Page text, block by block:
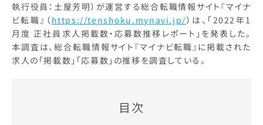
執行役員：土屋芳明）が運営する総合転職情報サイト『マイナ
ビ転職』（ https://tenshoku.mynavi.jp/）は、「2022年1
月度 正社員求人掲載数・応募数推移レポート」を発表した。
本調査は、総合転職情報サイト『マイナビ転職』に掲載された
求人の「掲載数」「応募数」の推移を調査している。
目次